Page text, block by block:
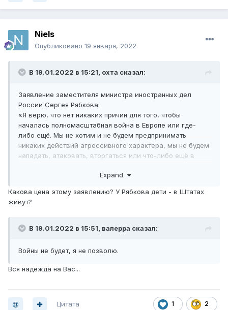
Niels
Опубликовано 19 января, 2022
В 19.01.2022 в 15:21, охта сказал:
Заявление заместителя министра иностранных дел
России Сергея Рябкова:
«Я верю, что нет никаких причин для того, чтобы
началась полномасштабная война в Европе или где-
либо ещё. Мы не хотим и не будем предпринимать
никаких действий агрессивного характера, мы не будем
нападать, атаковать, вторгаться или что-либо ещё в
Expand
Какова цена этому заявлению? У Рябкова дети - в Штатах
живут?
В 19.01.2022 в 15:51, валерра сказал:
Войны не будет, я не позволю.
Вся надежда на Вас...
1 2
Цитата